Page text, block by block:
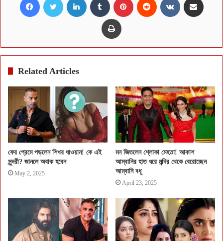
Print
Related Articles
ফের প্রেমে পড়লেন শিখর ধাওয়ান! কে এই
সুন্দরী? জানলে অবাক হবেন
May 2, 2025
মন জিতলেন শ্লোকা মেহতা! আকাশ
আম্বানির হাত ধরে মন্দির থেকে বেরোচ্ছেন
আম্বানি বধূ
April 23, 2025